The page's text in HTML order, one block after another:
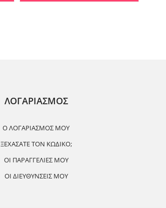
ΛΟΓΑΡΙΑΣΜΟΣ
Ο ΛΟΓΑΡΙΑΣΜΌΣ ΜΟΥ
ΞΕΧΆΣΑΤΕ ΤΟΝ ΚΩΔΙΚΌ;
ΟΙ ΠΑΡΑΓΓΕΛΊΕΣ ΜΟΥ
ΟΙ ΔΙΕΥΘΎΝΣΕΙΣ ΜΟΥ